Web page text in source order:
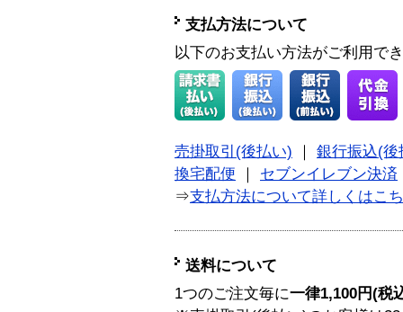
支払方法について
以下のお支払い方法がご利用で
売掛取引(後払い)
銀行振込(後
換宅配便
セブンイレブン決済
⇒支払方法について詳しくはこ
送料について
1つのご注文毎に一律1,100円(税